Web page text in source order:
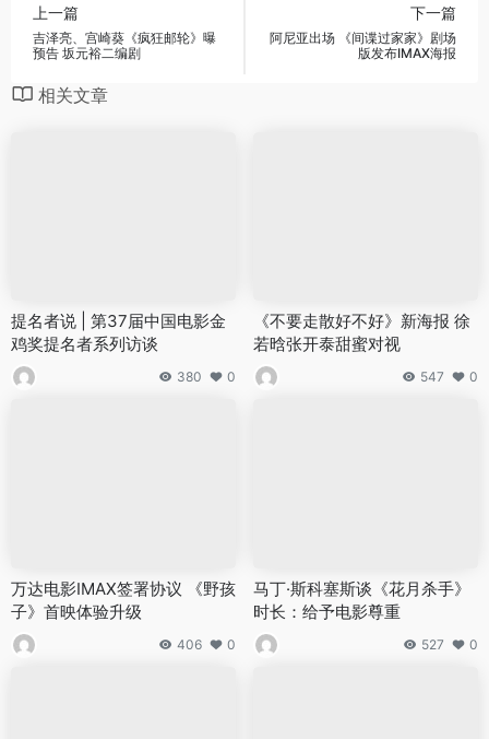
上一篇
吉泽亮、宫崎葵《疯狂邮轮》曝
预告 坂元裕二编剧
下一篇
阿尼亚出场 《间谍过家家》剧场
版发布IMAX海报
相关文章
提名者说 | 第37届中国电影金
鸡奖提名者系列访谈
380 0
《不要走散好不好》新海报 徐
若晗张开泰甜蜜对视
547 0
万达电影IMAX签署协议 《野孩
子》首映体验升级
406 0
马丁·斯科塞斯谈《花月杀手》
时长：给予电影尊重
527 0